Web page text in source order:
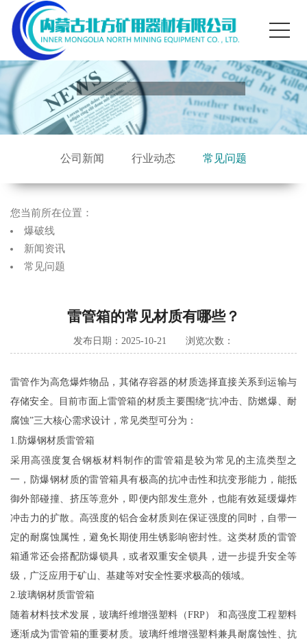
公司新闻 行业动态 常见问题
您当前所在位置：
爆破线
新闻资讯
常见问题
雷管箱的常见材质有哪些？
发布日期：2025-10-21 浏览次数：
雷管作为高危爆炸物品，其储存容器的材质选择直接关系到运输与
存储安全。目前市面上雷管箱的材质主要围绕“抗冲击、防燃爆、耐
腐蚀”三大核心需求设计，常见类型可分为 ：
1. 防爆钢材质雷管箱
采用高强度复合钢板材料制作的雷管箱是较为常见的 主流类型之
一 ， 防爆钢材质的雷管箱具有极高的抗冲击性和抗变形能力，能抵
御外部碰撞、挤压等意外，即便内部发生意外，也能有效延缓爆炸
冲击力的扩散 。 高强度的铝合金材质则在保证强度的同时，自带一
定的耐腐蚀属性，避免长期使用生锈影响密封性。这类材质的雷管
箱通常还会搭配防爆锁具，或者双重安全锁具，进一步提升安全等
级，广泛应用于矿山、基建等对安全性要求极高的领域。
2.玻璃钢材质雷管箱
随着材料技术发展，玻璃纤维增强塑料（FRP） 和高强度工程塑料
逐渐成为雷管箱的重要材质。玻璃纤维增强塑料兼具耐腐蚀性、抗